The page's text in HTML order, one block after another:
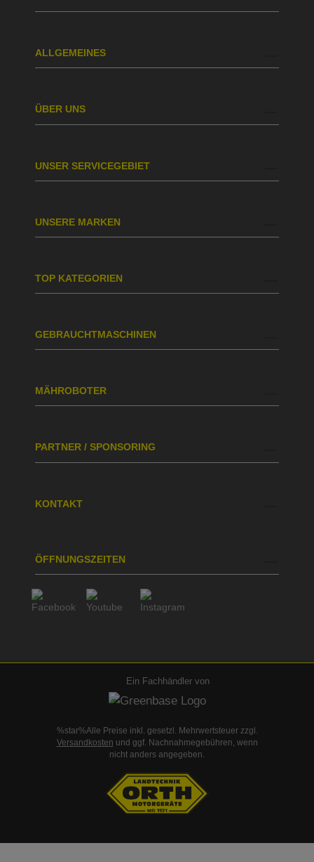
ALLGEMEINES
ÜBER UNS
UNSER SERVICEGEBIET
UNSERE MARKEN
TOP KATEGORIEN
GEBRAUCHTMASCHINEN
MÄHROBOTER
PARTNER / SPONSORING
KONTAKT
ÖFFNUNGSZEITEN
Ein Fachhändler von
%star%Alle Preise inkl. gesetzl. Mehrwertsteuer zzgl.
Versandkosten und ggf. Nachnahmegebühren, wenn
nicht anders angegeben.